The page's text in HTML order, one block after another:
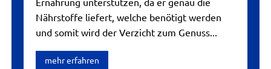
Nährstoffe liefert, welche benötigt werden
und somit wird der Verzicht zum Genuss...
mehr erfahren